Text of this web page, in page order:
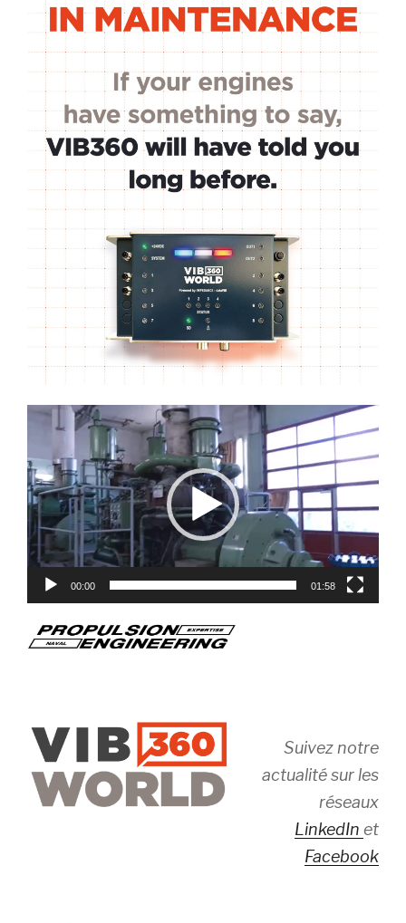
Lecteur
00:00 01:58
Suivez notre
actualité sur les
réseaux
LinkedIn et
Facebook